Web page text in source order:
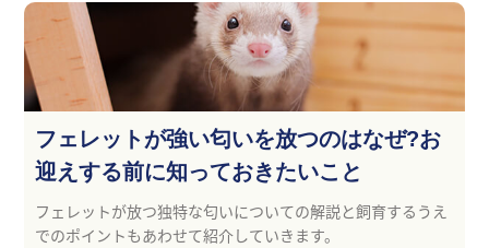
フェレットが強い匂いを放つのはなぜ?お
迎えする前に知っておきたいこと
フェレットが放つ独特な匂いについての解説と飼育するうえ
でのポイントもあわせて紹介していきます。